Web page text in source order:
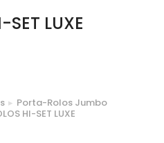
SET LUXE
Porta-Rolos Jumbo
HI-SET LUXE